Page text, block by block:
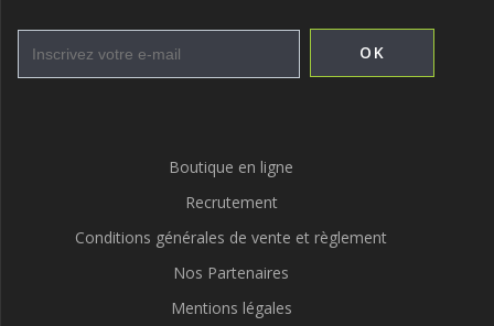
Boutique en ligne
Recrutement
Conditions générales de vente et règlement
Nos Partenaires
Mentions légales